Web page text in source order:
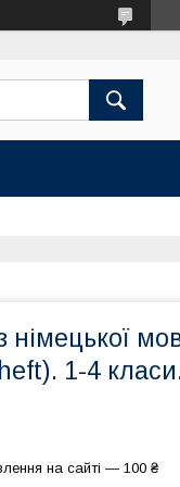
німецької
1-4
на сайті — 100 ₴